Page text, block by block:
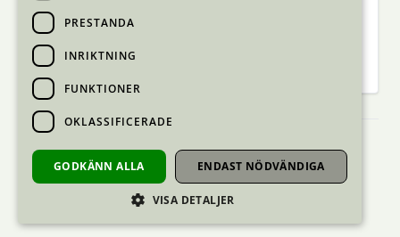
Simrishamn
Tillgänglighetsredogörelse
Hantering av personuppgifterCookies
Inloggning för utbildare Webbplatskarta
PRESTANDA
INRIKTNING
FUNKTIONER
OKLASSIFICERADE
GODKÄNN ALLA ENDAST NÖDVÄNDIGA
VISA DETALJER